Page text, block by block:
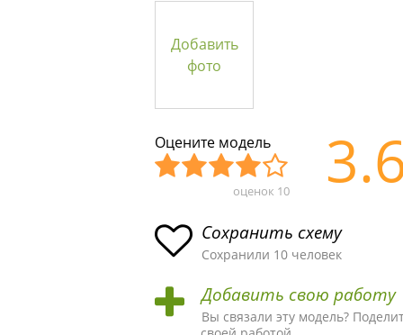
Добавить
фото
Оцените модель
асн
ая
ма
пло
хая
ма
ыч
ная
ма
Хор
ая
ма
Отл
ая
ма!
оценок 10
Сохранить схему
Сохранили 10 человек
Добавить свою работу
Вы связали эту модель?